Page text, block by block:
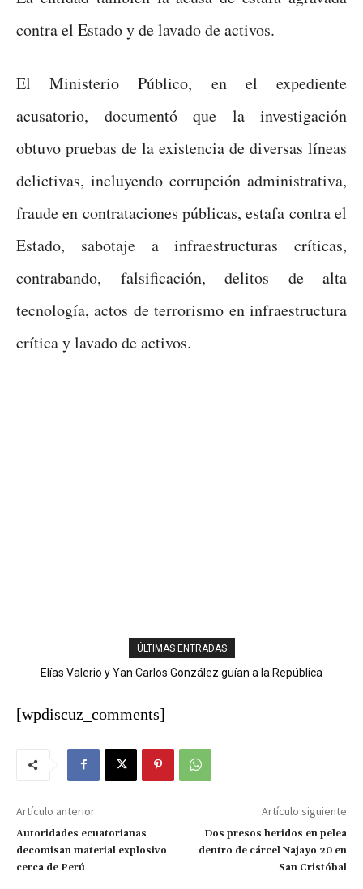
contra el Estado y de lavado de activos.
El Ministerio Público, en el expediente
acusatorio, documentó que la investigación
obtuvo pruebas de la existencia de diversas líneas
delictivas, incluyendo corrupción administrativa,
fraude en contrataciones públicas, estafa contra el
Estado, sabotaje a infraestructuras críticas,
contrabando, falsificación, delitos de alta
tecnología, actos de terrorismo en infraestructura
crítica y lavado de activos.
ÚLTIMAS ENTRADAS
Elías Valerio y Yan Carlos González guían a la República
Ladrones cargan con más de RD$100 mil y equipos de un
[wpdiscuz_comments]
Artículo anterior
Autoridades ecuatorianas
decomisan material explosivo
cerca de Perú
Artículo siguiente
Dos presos heridos en pelea
dentro de cárcel Najayo 20 en
San Cristóbal